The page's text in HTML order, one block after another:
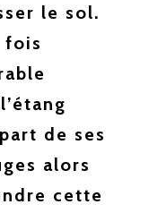
le sol.
fois
de ses
alors
cette